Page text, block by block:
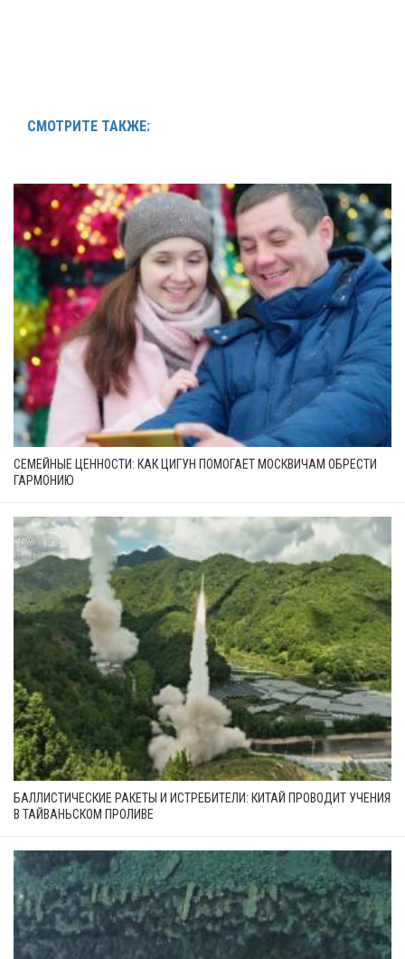
СМОТРИТЕ ТАКЖЕ:
СЕМЕЙНЫЕ ЦЕННОСТИ: КАК ЦИГУН ПОМОГАЕТ МОСКВИЧАМ ОБРЕСТИ
ГАРМОНИЮ
БАЛЛИСТИЧЕСКИЕ РАКЕТЫ И ИСТРЕБИТЕЛИ: КИТАЙ ПРОВОДИТ УЧЕНИЯ
В ТАЙВАНЬСКОМ ПРОЛИВЕ